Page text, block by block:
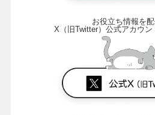
お役立ち情報を配
X（旧Twitter）公式アカウ